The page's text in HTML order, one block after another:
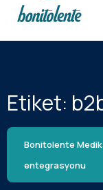
Etiket:
Bonitolente
entegrasyonu